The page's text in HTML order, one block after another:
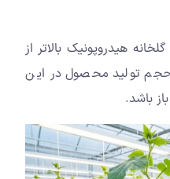
هیدروپونیک بالاتر از
تولید محصول در این